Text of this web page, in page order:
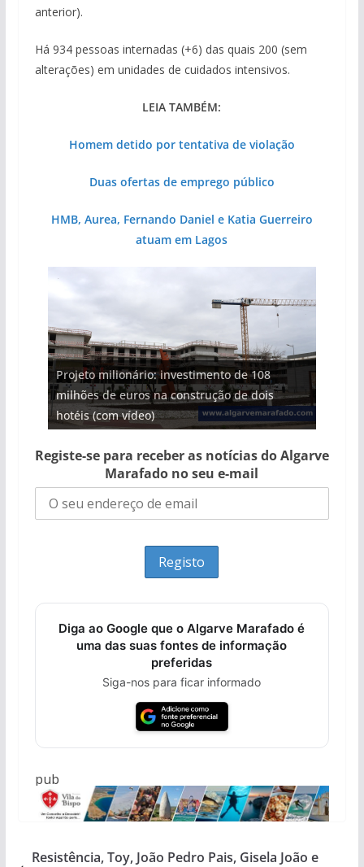
anterior).
Há 934 pessoas internadas (+6) das quais 200 (sem
alterações) em unidades de cuidados intensivos.
LEIA TAMBÉM:
Homem detido por tentativa de violação
Duas ofertas de emprego público
HMB, Aurea, Fernando Daniel e Katia Guerreiro
atuam em Lagos
Projeto milionário: investimento de 108
milhões de euros na construção de dois
hotéis (com vídeo)
Foto do dia: uma cidade algarvia que cresceu
entre redes e fábricas
Milagre da água. Fontes emblemáticas do
Algarve voltam a ter vida (com vídeo)
Tempestades roubam areia de praias e põem
arribas em risco no Algarve (com vídeo)
Tapas do mar a 3 euros cada. Nova rota
gastronómica nasce no Algarve
Registe-se para receber as notícias do Algarve
Marafado no seu e-mail
Diga ao Google que o Algarve Marafado é
uma das suas fontes de informação
preferidas
Siga-nos para ficar informado
pub
Resistência, Toy, João Pedro Pais, Gisela João e